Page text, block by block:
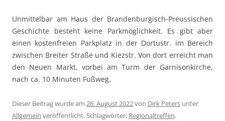
Unmittelbar am Haus der Brandenburgisch-Preussischen
Geschichte besteht keine Parkmöglichkeit. Es gibt aber
einen kostenfreien Parkplatz in der Dortustr. im Bereich
zwischen Breiter Straße und Kiezstr. Von dort erreicht man
den Neuen Markt, vorbei am Turm der Garnisonkirche,
nach ca. 10 Minuten Fußweg.
Dieser Beitrag wurde am 26. August 2022von Dirk Peters unter
Allgemein veröffentlicht. Schlagwörter: Regionaltreffen.